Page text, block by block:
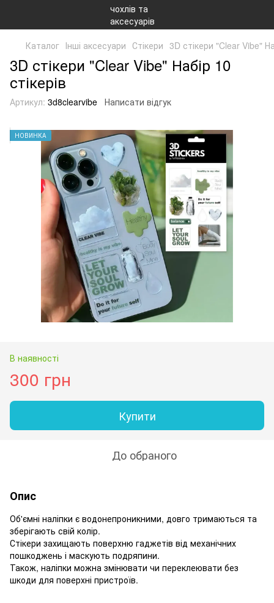
Каталог Інші аксесуари Стікери 3D стікери "Clear Vibe"
3D стікери "Clear Vibe" Набір 10
стікерів
Артикул: 3d8clearvibe Написати відгук
НОВИНКА
В наявності
300 грн
Купити
До обраного
Опис
Об'ємні наліпки є водонепроникними, довго тримаються та
зберігають свій колір.
Стікери захищають поверхню гаджетів від механічних
пошкоджень і маскують подряпини.
Також, наліпки можна змінювати чи переклеювати без
шкоди для поверхні пристроїв.